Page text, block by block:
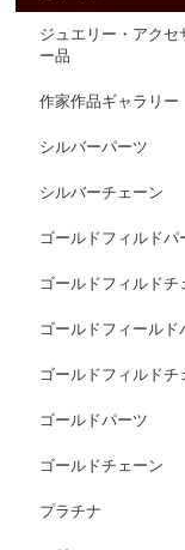
ジュエリー・アクセ
ー品
作家作品ギャラリー
シルバーパーツ
シルバーチェーン
ゴールドフィルドパ
ゴールドフィルドチ
ゴールドフィールド
ゴールドフィルドチ
ゴールドパーツ
ゴールドチェーン
プラチナ